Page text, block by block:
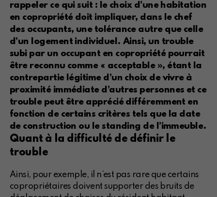
rappeler ce qui suit : le choix d’une habitation
en copropriété doit impliquer, dans le chef
des occupants, une tolérance autre que celle
d’un logement individuel. Ainsi, un trouble
subi par un occupant en copropriété pourrait
être reconnu comme « acceptable », étant la
contrepartie légitime d’un choix de vivre à
proximité immédiate d’autres personnes et ce
trouble peut être apprécié différemment en
fonction de certains critères tels que la date
de construction ou le standing de l’immeuble.
Quant à la difficulté de définir le
trouble
Ainsi, pour exemple, il n’est pas rare que certains
copropriétaires doivent supporter des bruits de